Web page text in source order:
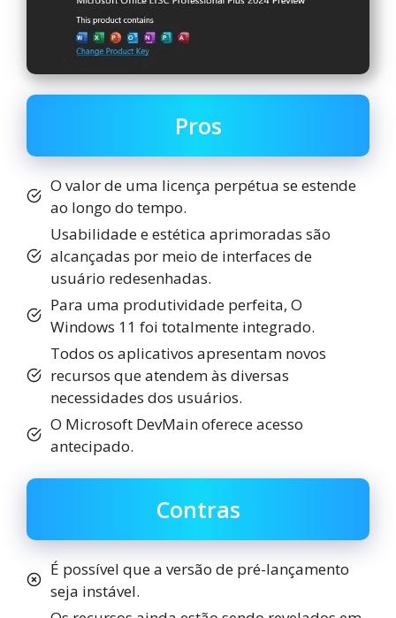
Pros
O valor de uma licença perpétua se estende
ao longo do tempo.
Usabilidade e estética aprimoradas são
alcançadas por meio de interfaces de
usuário redesenhadas.
Para uma produtividade perfeita, O
Windows 11 foi totalmente integrado.
Todos os aplicativos apresentam novos
recursos que atendem às diversas
necessidades dos usuários.
O Microsoft DevMain oferece acesso
antecipado.
Contras
É possível que a versão de pré-lançamento
seja instável.